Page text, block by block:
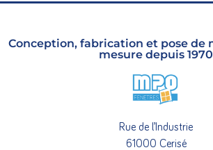
Conception, fabrication et pose de
mesure depuis 1970
Rue de l’Industrie
61000 Cerisé